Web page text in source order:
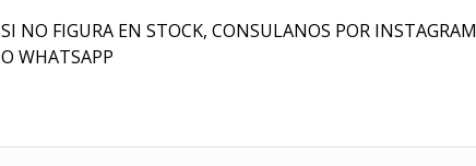
SI NO FIGURA EN STOCK, CONSULANOS POR INSTAGRAM
O WHATSAPP